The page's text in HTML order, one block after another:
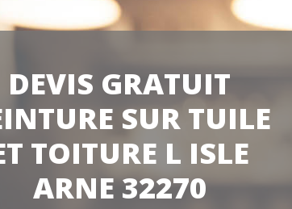
DEVIS GRATUIT
SUR TUILE
TOITURE L ISLE
ARNE 32270